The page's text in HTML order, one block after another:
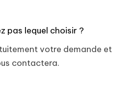
pas lequel choisir ?
votre demande et
contactera.